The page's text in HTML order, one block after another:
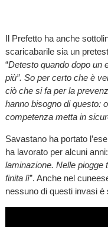
Il Prefetto ha anche
scaricabarile sia un
“Detesto quando dopo un
più”. So per certo che è
ciò che si fa per la
hanno bisogno di questo:
competenza metta in
Savastano ha portato
ha lavorato per alcuni anni:
laminazione. Nelle piogge
finita lì”. Anche nel
nessuno di questi invasi è